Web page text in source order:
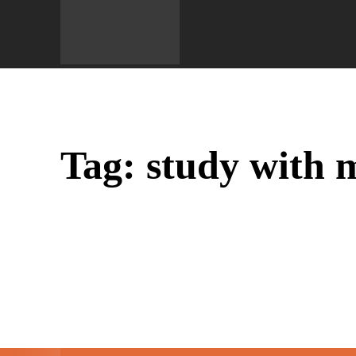
Tag: study with